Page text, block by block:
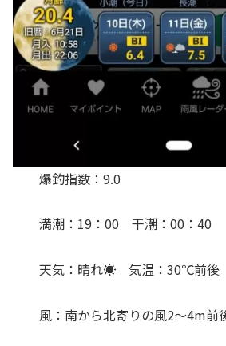
爆釣指数：9.0
満潮：19：00 干潮：00：40
天気：晴れ☀️ 気温：30℃前後
風：南から北寄りの風2〜4m前